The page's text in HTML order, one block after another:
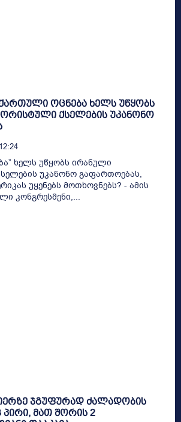
ოცნება ხელს უწყობს
ქსელების უკანონო
ხელს უწყობს ირანული
უკანონო გაფართოებას,
უყენებს მოთხოვნებს? - ამის
კონგრესმენი,...
ჯგუფურად ძალადობის
მათ შორის 2